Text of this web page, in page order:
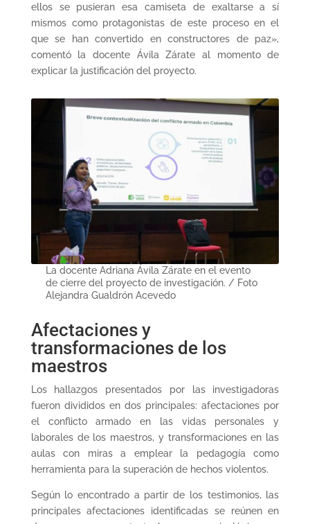
ellos se pusieran esa camiseta de exaltarse a sí
mismos como protagonistas de este proceso en el
que se han convertido en constructores de paz»,
comentó la docente Ávila Zárate al momento de
explicar la justificación del proyecto.
La docente Adriana Ávila Zárate en el evento
de cierre del proyecto de investigación. / Foto
Alejandra Gualdrón Acevedo
Afectaciones y
transformaciones de los
maestros
Los hallazgos presentados por las investigadoras
fueron divididos en dos principales: afectaciones por
el conflicto armado en las vidas personales y
laborales de los maestros, y transformaciones en las
aulas con miras a emplear la pedagogía como
herramienta para la superación de hechos violentos.
Según lo encontrado a partir de los testimonios, las
principales afectaciones identificadas se reúnen en